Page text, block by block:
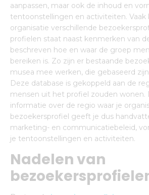
aanpassen, maar ook de inhoud en
tentoonstellingen en activiteiten. Vaak
organisatie verschillende
profielen staat naast kenmerken van
beschreven hoe en waar de groep
bereiken is. Zo zijn er bestaande
musea mee werken, die gebaseerd
Deze database is gekoppeld aan de
mensen uit het profiel zouden wonen.
informatie over de regio waar je
bezoekersprofiel geeft je dus
marketing- en communicatiebeleid,
je tentoonstellingen en activiteiten.
Nadelen van